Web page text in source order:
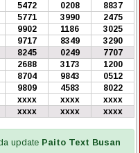
5472 0208
8837
5771 3990
2475
9902 1186
3025
9717 8349
3290
8245 0249
7707
2688 3173
1200
8704 9843
0512
9809 4583
8022
xxxx xxxx
xxxx
xxxx xxxx xxxx
updatePaito Text Busan